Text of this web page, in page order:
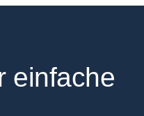
einfache